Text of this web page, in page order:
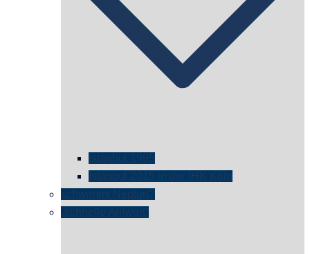
istanbul 1995
Istanbul 2015 in der IHK Köln
schwimmt Neptun?
„schnelle Antwort“